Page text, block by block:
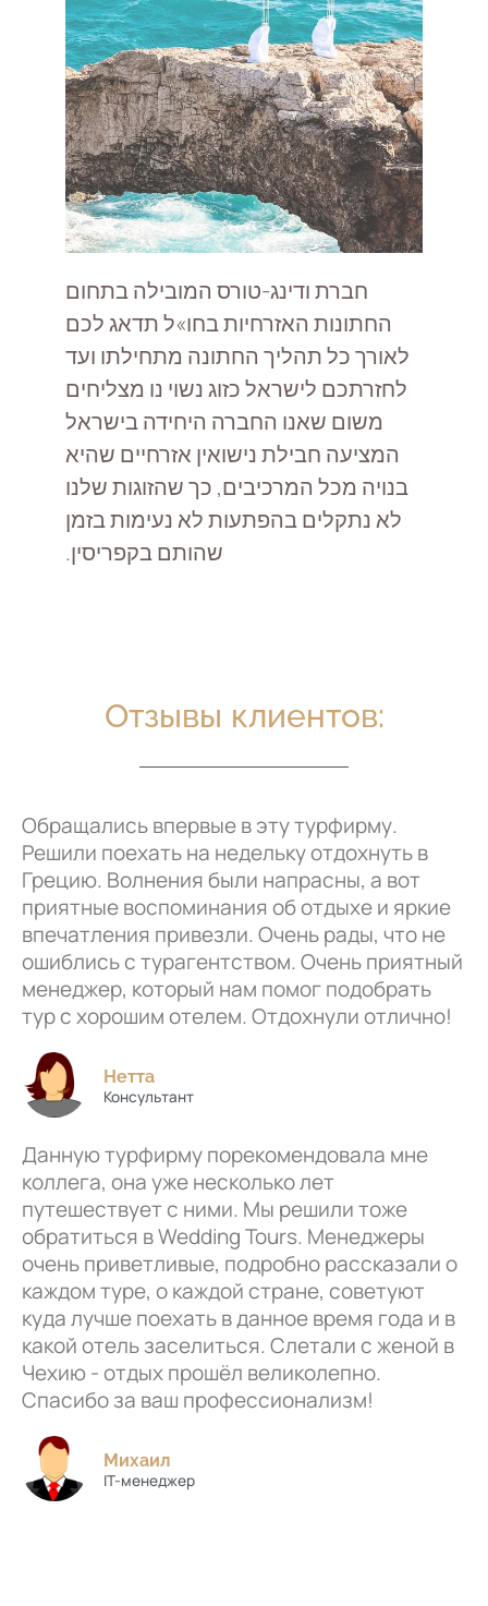
חברת ודינג-טורס המובילה בתחום
החתונות האזרחיות בחו»ל תדאג לכם
לאורך כל תהליך החתונה מתחילתו ועד
לחזרתכם לישראל כזוג נשוי נו מצליחים
משום שאנו החברה היחידה בישראל
המציעה חבילת נישואין אזרחיים שהיא
בנויה מכל המרכיבים, כך שהזוגות שלנו
לא נתקלים בהפתעות לא נעימות בזמן
שהותם בקפריסין.
Отзывы клиентов:
Обращались впервые в эту турфирму.
Решили поехать на недельку отдохнуть в
Грецию. Волнения были напрасны, а вот
приятные воспоминания об отдыхе и яркие
впечатления привезли. Очень рады, что не
ошиблись с турагентством. Очень приятный
менеджер, который нам помог подобрать
тур с хорошим отелем. Отдохнули отлично!
Нетта
Консультант
Данную турфирму порекомендовала мне
коллега, она уже несколько лет
путешествует с ними. Мы решили тоже
обратиться в Wedding Tours. Менеджеры
очень приветливые, подробно рассказали о
каждом туре, о каждой стране, советуют
куда лучше поехать в данное время года и в
какой отель заселиться. Слетали с женой в
Чехию - отдых прошёл великолепно.
Спасибо за ваш профессионализм!
Михаил
IT-менеджер